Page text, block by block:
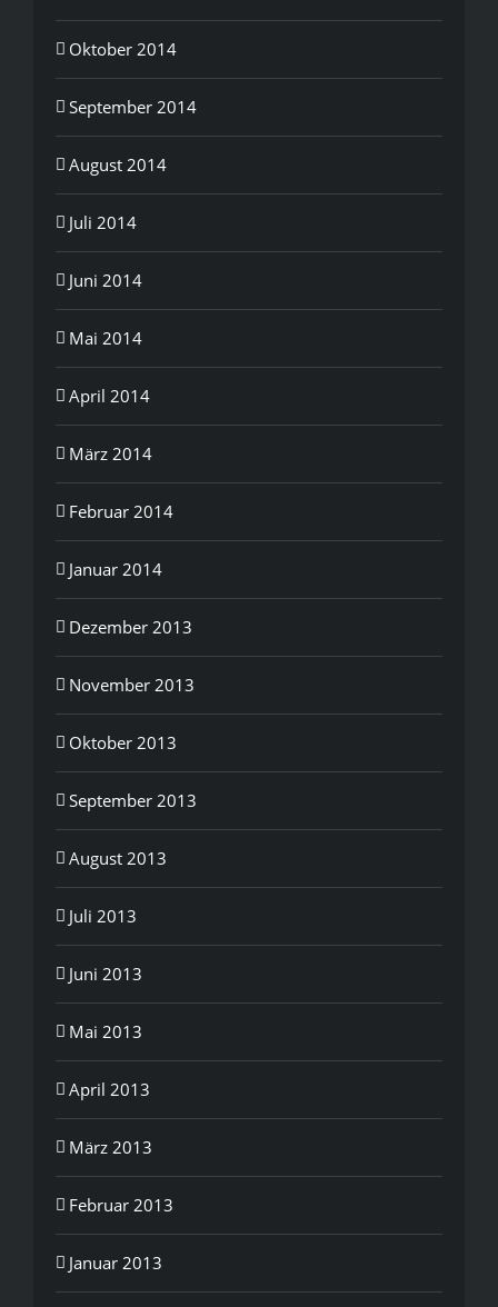
Oktober 2014
September 2014
August 2014
Juli 2014
Juni 2014
Mai 2014
April 2014
März 2014
Februar 2014
Januar 2014
Dezember 2013
November 2013
Oktober 2013
September 2013
August 2013
Juli 2013
Juni 2013
Mai 2013
April 2013
März 2013
Februar 2013
Januar 2013